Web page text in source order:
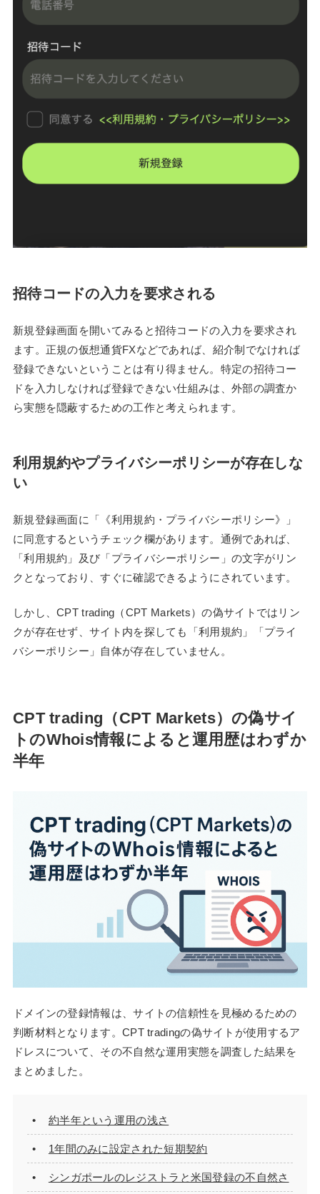
招待コードの入力を要求される
新規登録画面を開いてみると招待コードの入力を要求され
ます。正規の仮想通貨FXなどであれば、紹介制でなければ
登録できないということは有り得ません。特定の招待コー
ドを入力しなければ登録できない仕組みは、外部の調査か
ら実態を隠蔽するための工作と考えられます。
利用規約やプライバシーポリシーが存在しな
い
新規登録画面に「《利用規約・プライバシーポリシー》」
に同意するというチェック欄があります。通例であれば、
「利用規約」及び「プライバシーポリシー」の文字がリン
クとなっており、すぐに確認できるようにされています。
しかし、CPT trading（CPT Markets）の偽サイトではリン
クが存在せず、サイト内を探しても「利用規約」「プライ
バシーポリシー」自体が存在していません。
CPT trading（CPT Markets）の偽サイ
トのWhois情報によると運用歴はわずか
半年
ドメインの登録情報は、サイトの信頼性を見極めるための
判断材料となります。CPT tradingの偽サイトが使用するア
ドレスについて、その不自然な運用実態を調査した結果を
まとめました。
約半年という運用の浅さ
1年間のみに設定された短期契約
シンガポールのレジストラと米国登録の不自然さ